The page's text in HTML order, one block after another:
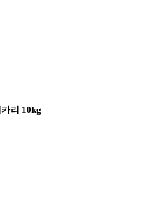
리 10kg